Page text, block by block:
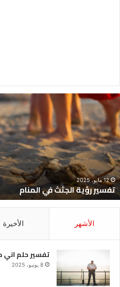
تفسير
رؤية
الجثث
في
المنام
12 مايو، 2025
تفسير رؤية الجثث في المنام
الأشهر الأخيرة
تفسير حلم
8 يونيو، 2025